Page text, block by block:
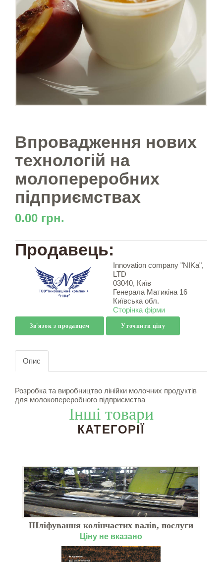
Впровадження нових
технологій на
молопереробних
підприємствах
0.00 грн.
Продавець:
Innovation company "NIKa",
LTD
03040, Київ
Генерала Матикіна 16
Київська обл.
Сторінка фірми
Зв'язок з продавцем Уточнити ціну
Опис
Розробка та виробництво лінійки молочних продуктів
для молокопереробного підприємства
Інші товари
КАТЕГОРІЇ
Шліфування колінчастих валів, послуги
Ціну не вказано